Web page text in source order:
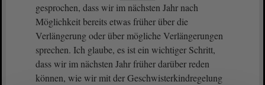
gesprochen, dass wir im nächsten Jahr nach
Möglichkeit bereits etwas früher über die
Verlängerung oder über mögliche Verlängerungen
sprechen. Ich glaube, es ist ein wichtiger Schritt,
dass wir im nächsten Jahr früher darüber reden
können, wie wir mit der Geschwisterkindregelung